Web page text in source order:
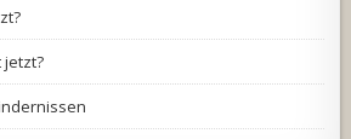
jetzt?